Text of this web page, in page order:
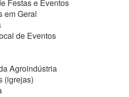
Festas e Eventos
em Geral
de Eventos
Agroindústria
(igrejas)